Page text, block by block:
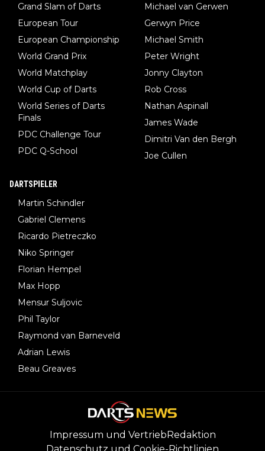
Grand Slam of Darts
European Tour
European Championship
World Grand Prix
World Matchplay
World Cup of Darts
World Series of Darts
Finals
PDC Challenge Tour
PDC Q-School
Michael van Gerwen
Gerwyn Price
Michael Smith
Peter Wright
Jonny Clayton
Rob Cross
Nathan Aspinall
James Wade
Dimitri Van den Bergh
Joe Cullen
DARTSPIELER
Martin Schindler
Gabriel Clemens
Ricardo Pietreczko
Niko Springer
Florian Hempel
Max Hopp
Mensur Suljovic
Phil Taylor
Raymond van Barneveld
Adrian Lewis
Beau Greaves
Impressum und Vertrieb Redaktion